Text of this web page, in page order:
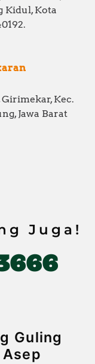
Kidul, Kota
Kec.
Jawa Barat
Juga!
Guling